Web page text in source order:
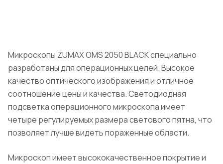
Микроскопы ZUMAX OMS 2050 BLACK специально
разработаны для операционных целей. Высокое
качество оптического изображения и отличное
соотношение цены и качества. Светодиодная
подсветка операционного микроскопа имеет
четыре регулируемых размера светового пятна, что
позволяет лучше видеть пораженные области.
Микроскоп имеет высококачественное покрытие и